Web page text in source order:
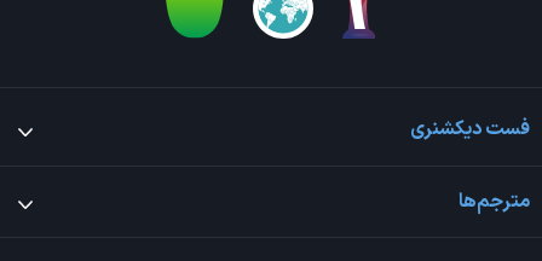
فست دیکشنری
مترجم‌ها